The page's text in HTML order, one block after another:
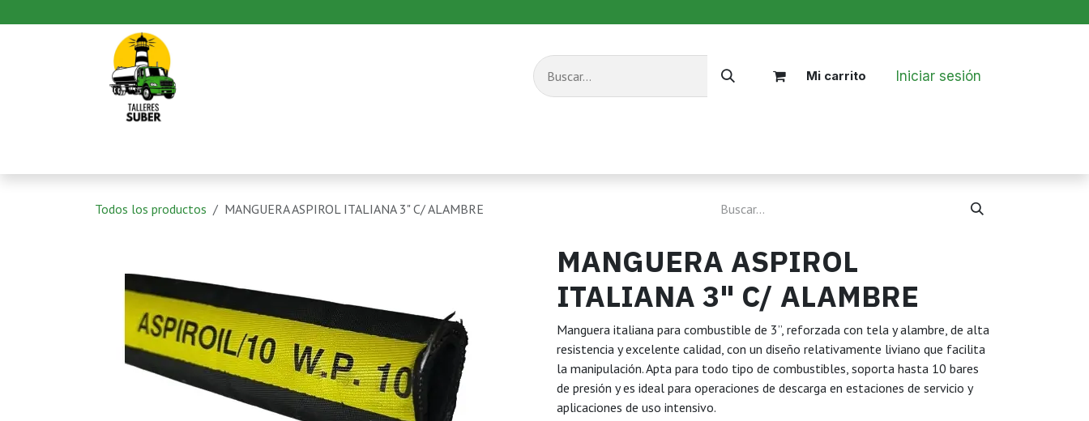
Mi carrito Iniciar sesión
Todos los productos MANGUERA ASPIROL ITALIANA 3" C/ ALAMBRE
MANGUERA ASPIROL
ITALIANA 3" C/ ALAMBRE
Manguera italiana para combustible de 3”, reforzada con tela y alambre, de alta
resistencia y excelente calidad, con un diseño relativamente liviano que facilita
la manipulación. Apta para todo tipo de combustibles, soporta hasta 10 bares
de presión y es ideal para operaciones de descarga en estaciones de servicio y
aplicaciones de uso intensivo.